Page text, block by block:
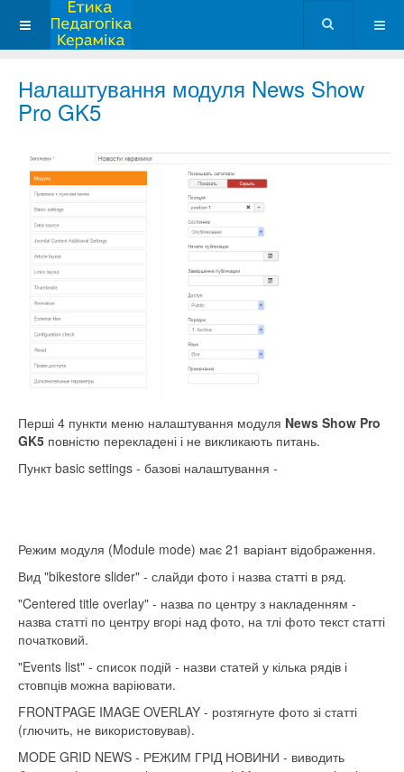
Налаштування модуля News Show
Pro GK5
Перші 4 пункти меню налаштування модуля News Show Pro
GK5 повністю перекладені і не викликають питань.
Пункт basic settings - базові налаштування -
Режим модуля (Module mode) має 21 варіант відображення.
Вид "bikestore slider" - слайди фото і назва статті в ряд.
"Centered title overlay" - назва по центру з накладенням -
назва статті по центру вгорі над фото, на тлі фото текст статті
початковий.
"Events list" - список подій - назви статей у кілька рядів і
стовпців можна варіювати.
FRONTPAGE IMAGE OVERLAY - розтягнуте фото зі статті
(глючить, не використовував).
MODE GRID NEWS - РЕЖИМ ГРІД НОВИНИ - виводить